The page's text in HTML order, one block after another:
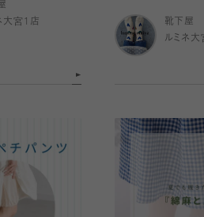
大宮1店
靴下屋
ルミネ